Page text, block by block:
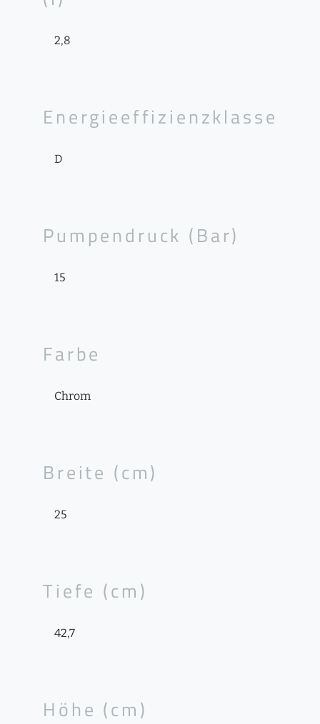
2,8
Energieeffizienzklasse
D
Pumpendruck (Bar)
15
Farbe
Chrom
Breite (cm)
25
Tiefe (cm)
42,7
Höhe (cm)